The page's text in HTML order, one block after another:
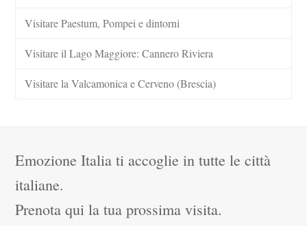
Visitare Paestum, Pompei e dintorni
Visitare il Lago Maggiore: Cannero Riviera
Visitare la Valcamonica e Cerveno (Brescia)
Emozione Italia ti accoglie in tutte le città
italiane.
Prenota qui la tua prossima visita.